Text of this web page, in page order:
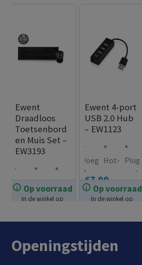
Op voorraad
In de winkel op
Ewent
Draadloos
Toetsenbord
en Muis Set –
EW3193
24.99
Full-
size
senb
met
soft
nan
ontv
r
lige
ener
espa
ring
Op voorraad
In de winkel op
Ewent 4-port
USB 2.0 Hub
– EW1123
€7.99
Voeg
4
extr
aans
nge
Hot-
ppa
ble
Plug
and
Play:
geen
rs
Openingstijden